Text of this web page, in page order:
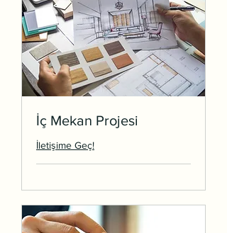
İç Mekan Projesi
İletişime Geç!